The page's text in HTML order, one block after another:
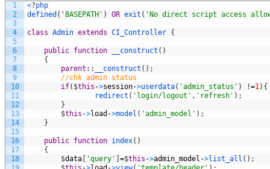
1
2
3
4
5
6
7
8
9
10
11
12
13
14
15
16
17
18
<?php
defined ( 'BASEPATH' ) OR exit ( 'No direct script access
class Admin extends CI_Controller {
public function __construct ( )
{
parent : : __construct ( ) ;
//chk admin status
if( $this ->session->userdata( 'admin_status' ) !=1 ) {
redirect ( 'login/logout' , 'refresh' ) ;
}
$this ->load ->model ( 'admin_model' ) ;
}
public function index( )
{
$data [ 'query' ] =$this ->admin_model ->list_all ( ) ;